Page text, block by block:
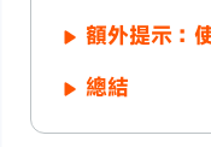
額外提示：
總結